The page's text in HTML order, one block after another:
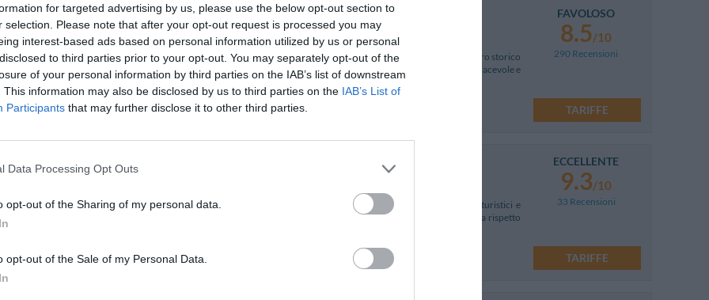
for targeted advertising by us, please use the below opt-out section to
selection. Please note that after your opt-out request is processed you may
interest-based ads based on personal information utilized by us or personal
to third parties prior to your opt-out. You may separately opt-out of the
of your personal information by third parties on the IAB’s list of downstream
This information may also be disclosed by us to third parties on the IAB’s List of
Participants that may further disclose it to other third parties.
Data Processing Opt Outs
opt-out of the Sharing of my personal data.
opt-out of the Sale of my Personal Data.
Hotel Fortuna
2.70 km
Ancona
Mappa
L’Hotel Fortuna è un albergo 3 stelle situato ad Ancona, di fronte alla Stazione Centrale e a 2 km centro storico
cittadino. La struttura è elegante e confortevole, dotata di tutti i servizi per garantire un soggiorno piacevole e
rilassante; dispone di...
La struttura vicino Stadio Dorico con più giudizi, ben 290!
FAVOLOSO
8.5/10
290 Recensioni
TARIFFE
Il Klass Hotel di Castelfidardo è una moderna struttura di categoria 4 stelle, ideale per soggiorni turistici e
d'affari nel territorio di Ancona. Completamente immerso nel verde, vanta una posizione strategica rispetto
ECCELLENTE
9.3/10
33 Recensioni
TARIFFE